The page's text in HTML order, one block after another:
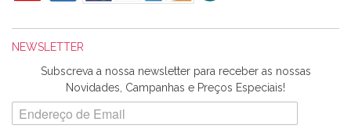
Harita a minha encomenda já chegou. :) Muito obrigada pela
rapidez no envio, pela qualidade dos materiais que me
enviaste e pela simpatia de sempre. :)
NEWSLETTER
Subscreva a nossa newsletter para receber as nossas
Novidades, Campanhas e Preços Especiais!